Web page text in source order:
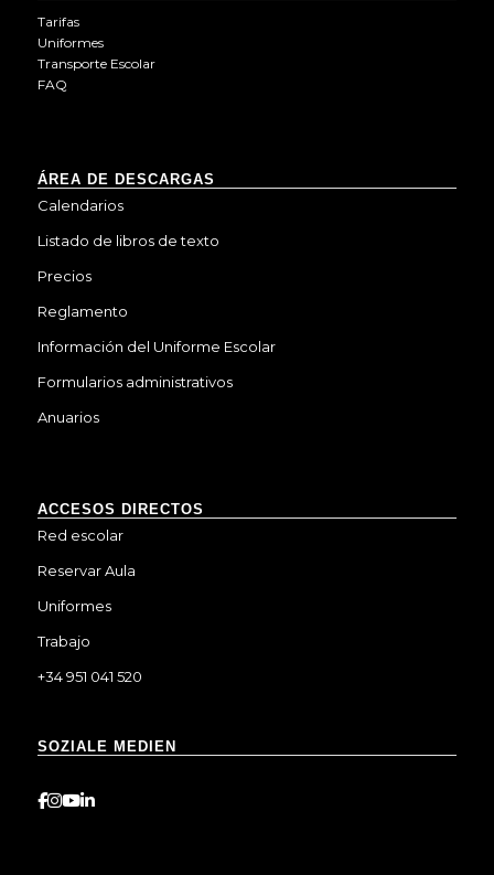
Tarifas
Uniformes
Transporte Escolar
FAQ
ÁREA DE DESCARGAS
Calendarios
Listado de libros de texto
Precios
Reglamento
Información del Uniforme Escolar
Formularios administrativos
Anuarios
ACCESOS DIRECTOS
Red escolar
Reservar Aula
Uniformes
Trabajo
+34 951 041 520
SOZIALE MEDIEN